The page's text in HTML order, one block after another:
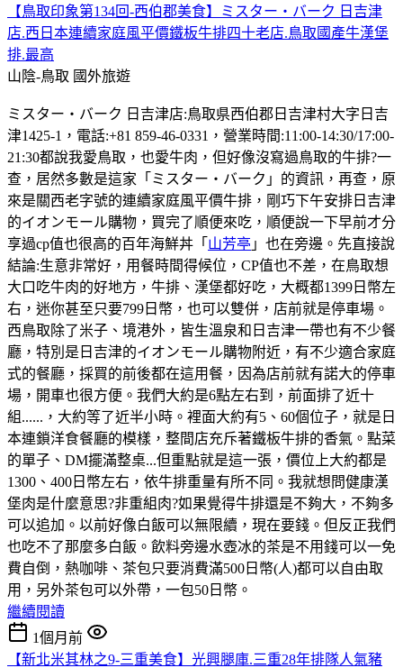
【鳥取印象第134回-西伯郡美食】ミスター・バーク 日吉津
店.西日本連續家庭風平價鐵板牛排四十老店.鳥取國產牛漢堡
排.最高
山陰-鳥取 國外旅遊
ミスター・バーク 日吉津店:鳥取県西伯郡日吉津村大字日吉
津1425-1，電話:+81 859-46-0331，營業時間:11:00-14:30/17:00-
21:30都說我愛鳥取，也愛牛肉，但好像沒寫過鳥取的牛排?一
查，居然多數是這家「ミスター・バーク」的資訊，再查，原
來是關西老字號的連續家庭風平價牛排，剛巧下午安排日吉津
的イオンモール購物，買完了順便來吃，順便說一下早前才分
享過cp值也很高的百年海鮮丼「 山芳亭 」也在旁邊。先直接說
結論:生意非常好，用餐時間得候位，CP值也不差，在鳥取想
大口吃牛肉的好地方，牛排、漢堡都好吃，大概都1399日幣左
右，迷你甚至只要799日幣，也可以雙併，店前就是停車場。
西鳥取除了米子、境港外，皆生溫泉和日吉津一帶也有不少餐
廳，特別是日吉津的イオンモール購物附近，有不少適合家庭
式的餐廳，採買的前後都在這用餐，因為店前就有諾大的停車
場，開車也很方便。我們大約是6點左右到，前面排了近十
組......，大約等了近半小時。裡面大約有5、60個位子，就是日
本連鎖洋食餐廳的模樣，整間店充斥著鐵板牛排的香氣。點菜
的單子、DM擺滿整桌...但重點就是這一張，價位上大約都是
1300、400日幣左右，依牛排重量有所不同。我就想問健康漢
堡肉是什麼意思?非重組肉?如果覺得牛排還是不夠大，不夠多
可以追加。以前好像白飯可以無限續，現在要錢。但反正我們
也吃不了那麼多白飯。飲料旁邊水壺冰的茶是不用錢可以一免
費自倒，熱咖啡、茶包只要消費滿500日幣(人)都可以自由取
用，另外茶包可以外帶，一包50日幣。
繼續閱讀
1個月前
【新北米其林之9-三重美食】光興腿庫.三重28年排隊人氣豬